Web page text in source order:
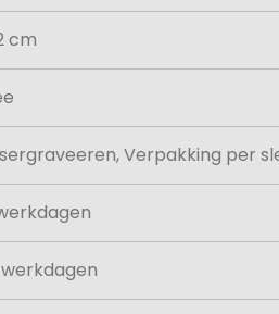
cm
Verpakking per
werkdagen